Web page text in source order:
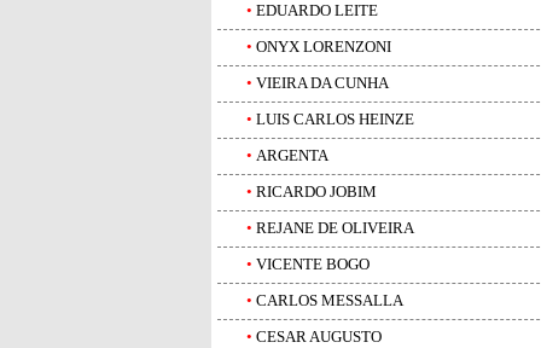
• EDUARDO LEITE
• ONYX LORENZONI
• VIEIRA DA CUNHA
• LUIS CARLOS HEINZE
• ARGENTA
• RICARDO JOBIM
• REJANE DE OLIVEIRA
• VICENTE BOGO
• CARLOS MESSALLA
• CESAR AUGUSTO